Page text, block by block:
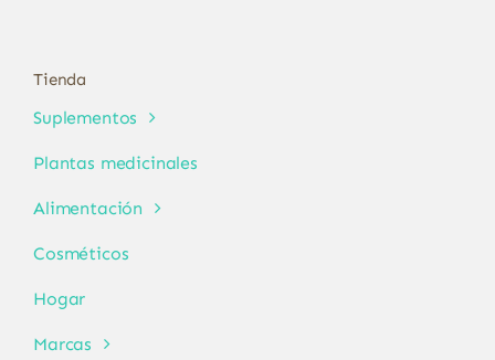
Tienda
Suplementos
Plantas medicinales
Alimentación
Cosméticos
Hogar
Marcas